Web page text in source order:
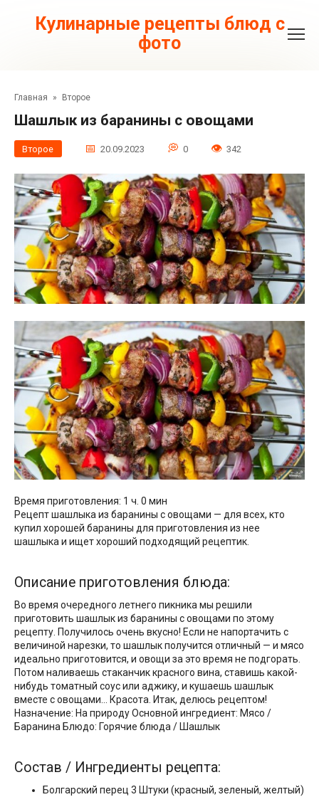
контентуКулинарные рецепты блюд с
фото
Главная » Второе
Шашлык из баранины с овощами
Второе 20.09.2023 0 342
Время приготовления: 1 ч. 0 мин
Рецепт шашлыка из баранины с овощами — для всех, кто
купил хорошей баранины для приготовления из нее
шашлыка и ищет хороший подходящий рецептик.
Описание приготовления блюда:
Во время очередного летнего пикника мы решили
приготовить шашлык из баранины с овощами по этому
рецепту. Получилось очень вкусно! Если не напортачить с
величиной нарезки, то шашлык получится отличный — и мясо
идеально приготовится, и овощи за это время не подгорать.
Потом наливаешь стаканчик красного вина, ставишь какой-
нибудь томатный соус или аджику, и кушаешь шашлык
вместе с овощами… Красота. Итак, делюсь рецептом!
Назначение: На природу Основной ингредиент: Мясо /
Баранина Блюдо: Горячие блюда / Шашлык
Состав / Ингредиенты рецепта:
Болгарский перец 3 Штуки (красный, зеленый, желтый)